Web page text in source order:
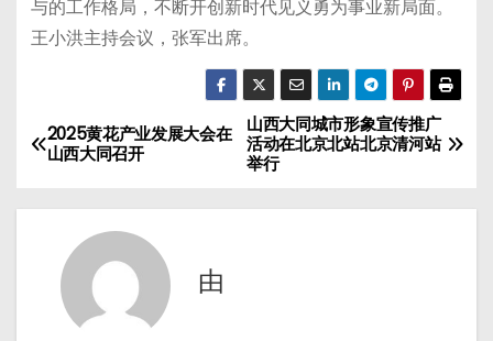
与的工作格局，不断开创新时代见义勇为事业新局面。
王小洪主持会议，张军出席。
文
航
山西大同城市形象宣传推广
活动在北京北站北京清河站
举行
2025黄花产业发展大会在
山西大同召开
由